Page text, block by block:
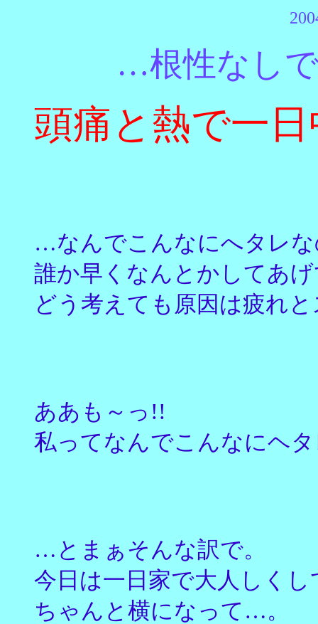
…根性なし
頭痛と熱で一
…なんでこんなにへタレ
誰か早くなんとかしてあ
どう考えても原因は疲れ
ああも～っ!!
私ってなんでこんなにヘ
…とまぁそんな訳で。
今日は一日家で大人しく
ちゃんと横になって…。